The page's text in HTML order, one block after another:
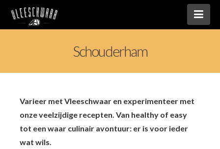
Schouderham
Varieer met Vleeschwaar en experimenteer met
onze veelzijdige recepten. Van healthy of easy
tot een waar culinair avontuur: er is voor ieder
wat wils.